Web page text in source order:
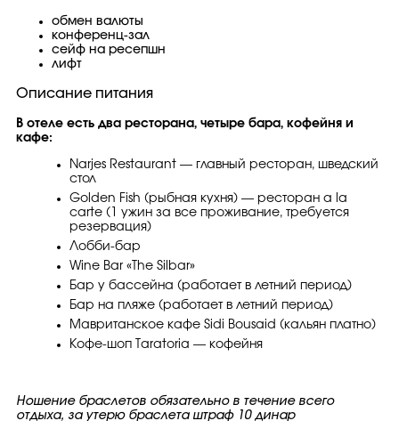
обмен валюты
конференц-зал
сейф на ресепшн
лифт
Описание питания
В отеле есть два ресторана, четыре бара, кофейня и
кафе:
Narjes Restaurant — главный ресторан, шведский
стол
Golden Fish (рыбная кухня) — ресторан a la
carte (1 ужин за все проживание, требуется
резервация)
Лобби-бар
Wine Bar «The Silbar»
Бар у бассейна (работает в летний период)
Бар на пляже (работает в летний период)
Мавританское кафе Sidi Bousaid (кальян платно)
Кофе-шоп Taratoria — кофейня
Ношение браслетов обязательно в течение всего
отдыха, за утерю браслета штраф 10 динар